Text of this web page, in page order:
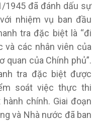
1945 đã đánh dấu sự
nhiệm vụ ban đầu
tra đặc biệt là “đi
và các nhân viên của
quan của Chính phủ”.
tra đặc biệt được
soát việc thực thi
chính. Giai đoạn
và Nhà nước đã ban